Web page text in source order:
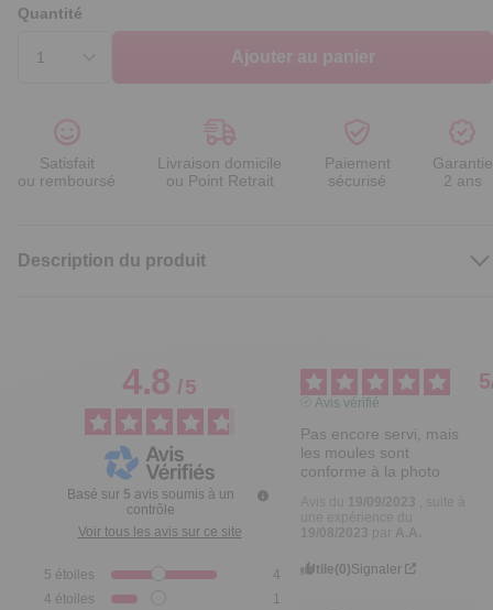
Quantité
Ajouter au panier
Satisfait
ou remboursé
Livraison domicile
ou Point Retrait
Paiement
sécurisé
Garantie
2 ans
Description du produit
4.8/5
Basé sur 5 avis soumis à un
contrôle
Voir tous les avis sur ce site
5 étoiles
4
4 étoiles
1
5
Avis vérifié
Pas encore servi, mais
les moules sont
conforme à la photo
Utile(0)Signaler